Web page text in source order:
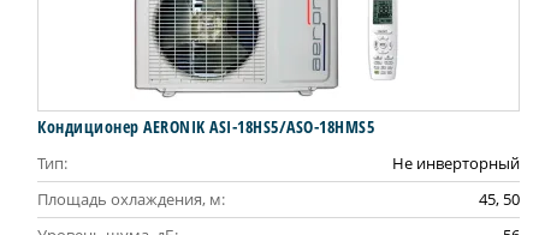
Кондиционер AERONIK ASI-18HS5/ASO-18HMS5
Тип:
Не инверторный
Площадь охлаждения, м:
45, 50